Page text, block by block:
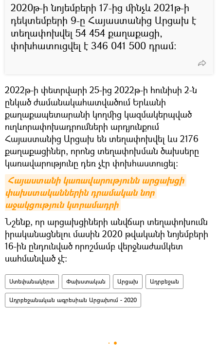
2020թ-ի նոյեմբերի 17-ից մինչև 2021թ-ի
դեկտեմբերի 9-ը Հայաստանից Արցախ է
տեղափոխվել 54 454 քաղաքացի,
փոխհատուցվել է 346 041 500 դրամ։
2022թ-ի փետրվարի 25-ից 2022թ-ի հունիսի 2-ն
ընկած ժամանակահատվածում Երևանի
քաղաքապետարանի կողմից կազմակերպված
ուղևորափոխադրումների արդյունքում
Հայաստանից Արցախ են տեղափոխվել ևս 2176
քաղաքացիներ, որոնց տեղափոխման ծախսերը
կառավարությունը դեռ չէր փոխհաստուցել։
Հայաստանի կառավարությունն արցախցի
փախստականներին դրամական նոր
աջակցություն կտրամադրի
Նշենք, որ արցախցիների անվճար տեղափոխումն
իրականացնելու մասին 2020 թվականի նոյեմբերի
16-ին ընդունված որոշմամբ վերջնաժամկետ
սահմանված չէ։
Ստեփանակերտ Փախստական Արցախ Ադրբեջան
Ադրբեջանական ագրեսիան Արցախում - 2020